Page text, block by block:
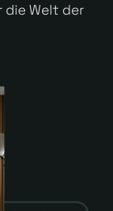
die Welt der